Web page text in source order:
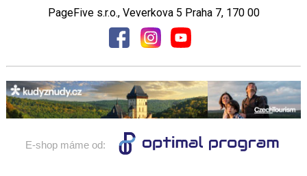
PageFive s.r.o., Veverkova 5 Praha 7, 170 00
E-shop máme od: